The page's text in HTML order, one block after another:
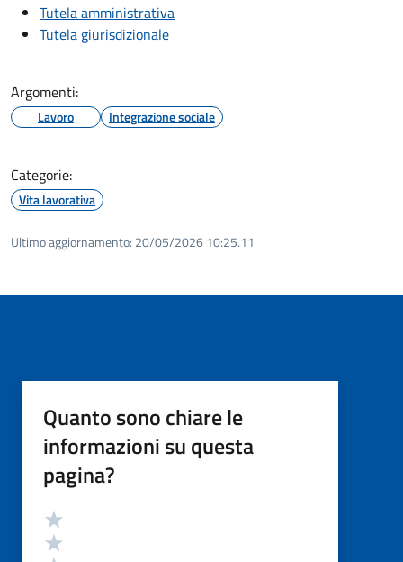
Tutela amministrativa
Tutela giurisdizionale
Argomenti:
Lavoro Integrazione sociale
Categorie:
Vita lavorativa
Ultimo aggiornamento: 20/05/2026 10:25.11
Quanto sono chiare le
informazioni su questa
pagina?
Valutazione